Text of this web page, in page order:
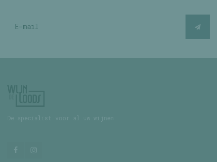
De specialist voor al uw wijnen